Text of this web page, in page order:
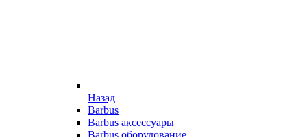
Назад
Barbus
Barbus аксессуары
Barbus оборудование